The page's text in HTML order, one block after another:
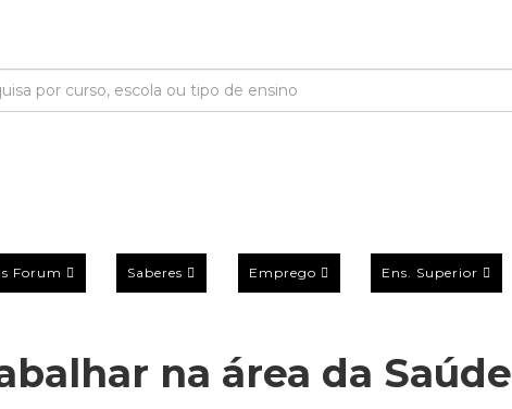
Forum Saberes Emprego Ens. Superior
na área da Saúde